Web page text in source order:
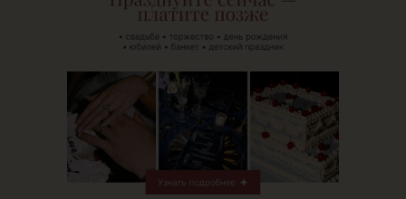
ЭФФЕКТИВНАЯ РЕКЛАМА НА САЙТЕ